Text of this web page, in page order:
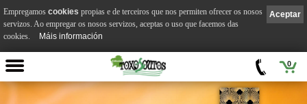
0
Aceptar
Empregamos cookies propias e de terceiros que nos permiten ofrecer os nosos
servizos. Ao empregar os nosos servizos, aceptas o uso que facemos das
cookies.
Máis información